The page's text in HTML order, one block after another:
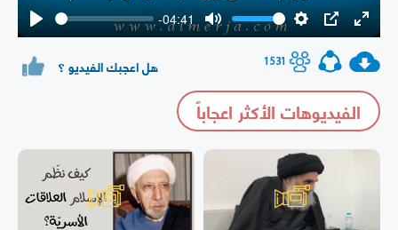
Play
-04:41
Mute
Settings
PIP Enter
1531 هل اعجبك الفيديو ؟
الفيديوهات الأكثر اعجاباً